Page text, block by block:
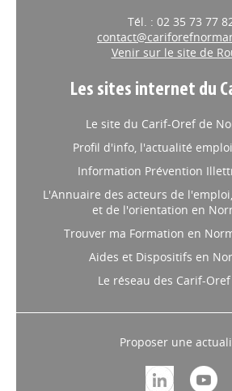
Tél. : 02 35 73 77
Venir sur le site de
Les sites internet du
Le site du Carif-Oref de
Profil d'info, l'actualité
Information Prévention
L'Annuaire des acteurs de
et de l'orientation en
Trouver ma Formation en
Aides et Dispositifs en
Le réseau des Carif-Oref
Proposer une